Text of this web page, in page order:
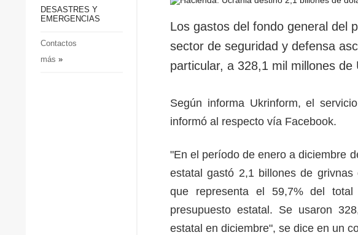
Sociedad y Cultura
DESASTRES Y
EMERGENCIAS
Contactos
más »
Los gastos del fondo general del
sector de seguridad y defensa
particular, a 328,1 mil millones de
Según informa Ukrinform, el
informó al respecto vía Facebook.
"En el período de enero a diciembre
estatal gastó 2,1 billones de
que representa el 59,7% del
presupuesto estatal. Se usaron
estatal en diciembre", se dice en un